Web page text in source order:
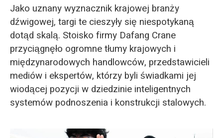
Jako uznany wyznacznik krajowej branży
dźwigowej, targi te cieszyły się niespotykaną
dotąd skalą. Stoisko firmy Dafang Crane
przyciągnęło ogromne tłumy krajowych i
międzynarodowych handlowców, przedstawicieli
mediów i ekspertów, którzy byli świadkami jej
wiodącej pozycji w dziedzinie inteligentnych
systemów podnoszenia i konstrukcji stalowych.